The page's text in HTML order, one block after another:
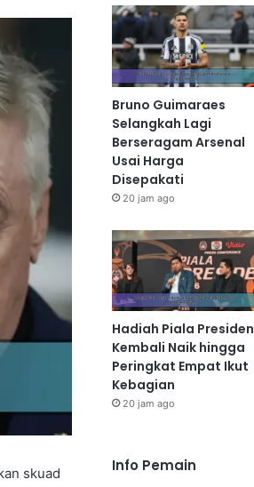
skuad
Bruno Guimaraes
Selangkah Lagi
Berseragam Arsenal
Usai Harga
Disepakati
20 jam ago
Hadiah Piala Presiden
Kembali Naik hingga
Peringkat Empat Ikut
Kebagian
20 jam ago
Info Pemain